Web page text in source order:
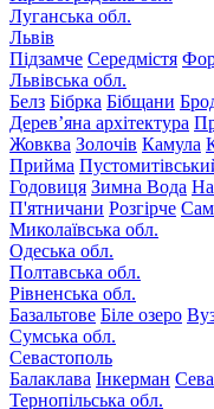
Луганська обл.
Львів
Підзамче Середмістя
Львівська обл.
Белз Бібрка Бібщани
Дерев’яна архітектура
Жовква Золочів Камула
Прийма
Годовиця Зимна Вода
П'ятничани Розгірче
Миколаївська обл.
Одеська обл.
Полтавська обл.
Рівненська обл.
Базальтове Біле озеро
Сумська обл.
Севастополь
Балаклава Інкерман
Тернопільська обл.